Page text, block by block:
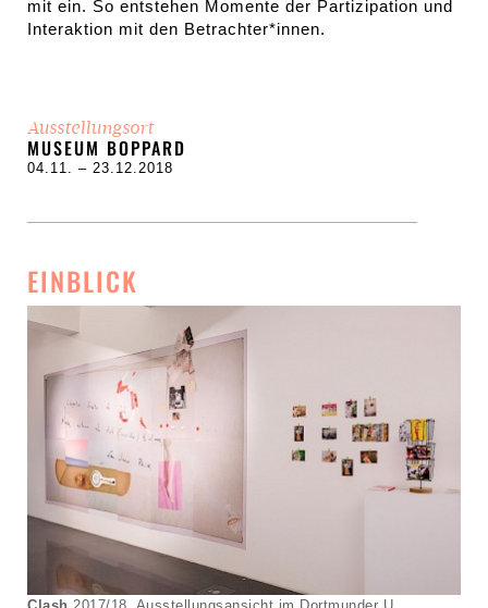
mit ein. So entstehen Momente der Partizipation und
Interaktion mit den Betrachter*innen.
Ausstellungsort
MUSEUM BOPPARD
04.11. – 23.12.2018
EINBLICK